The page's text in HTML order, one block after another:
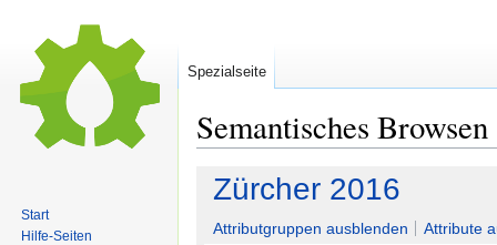
Semantisches Browsen
Zur
Navigation
springen
Zur
Suche
springen
Zürcher 2016
Attributgruppen ausblenden Attribute
Spezialseite
Start
Hilfe-Seiten